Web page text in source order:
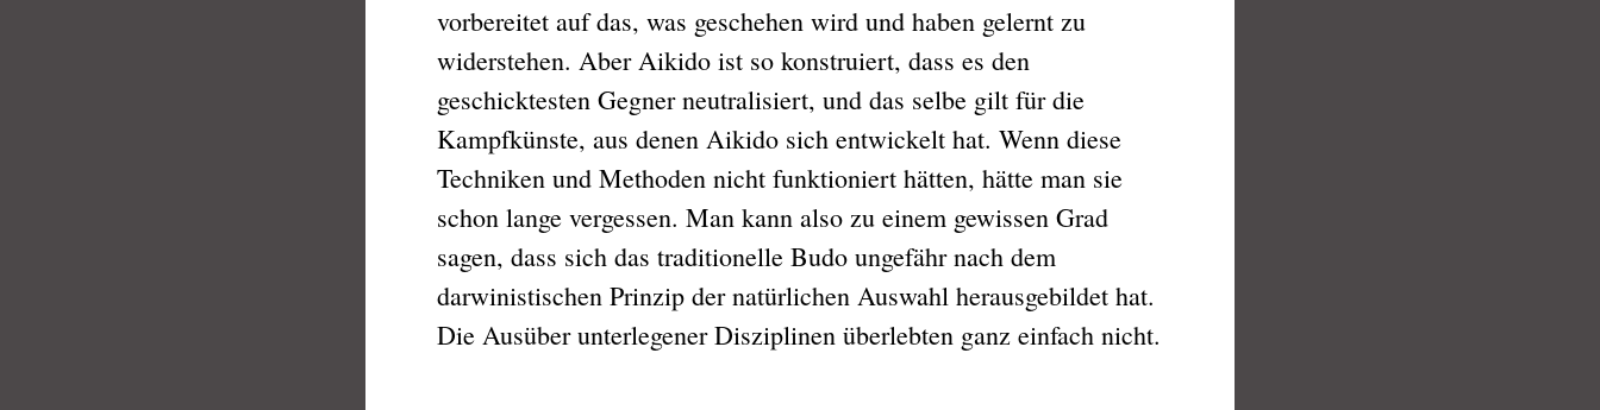
vorbereitet auf das, was geschehen wird und haben gelernt zu
widerstehen. Aber Aikido ist so konstruiert, dass es den
geschicktesten Gegner neutralisiert, und das selbe gilt für die
Kampfkünste, aus denen Aikido sich entwickelt hat. Wenn diese
Techniken und Methoden nicht funktioniert hätten, hätte man sie
schon lange vergessen. Man kann also zu einem gewissen Grad
sagen, dass sich das traditionelle Budo ungefähr nach dem
darwinistischen Prinzip der natürlichen Auswahl herausgebildet hat.
Die Ausüber unterlegener Disziplinen überlebten ganz einfach nicht.